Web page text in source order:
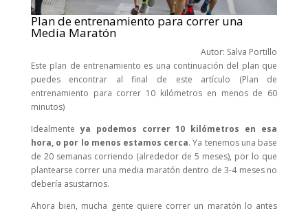
Plan de entrenamiento para correr una
Media Maratón
Autor: Salva Portillo
Este plan de entrenamiento es una continuación del plan que
puedes encontrar al final de este artículo (Plan de
entrenamiento para correr 10 kilómetros en menos de 60
minutos)
Idealmenteya podemos correr 10 kilómetros en esa
hora, o por lo menos estamos cerca. Ya tenemos una base
de 20 semanas corriendo (alrededor de 5 meses), por lo que
plantearse correr una media maratón dentro de 3-4 meses no
debería asustarnos.
Ahora bien, mucha gente quiere correr un maratón lo antes